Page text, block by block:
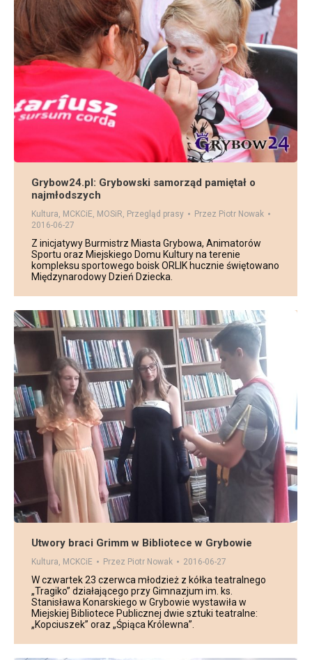
Grybow24.pl: Grybowski samorząd pamiętał o
najmłodszych
Kultura MCKCiE MOSiR Przegląd prasy Przez Piotr Nowak
2016-06-27
Z inicjatywy Burmistrz Miasta Grybowa, Animatorów
Sportu oraz Miejskiego Domu Kultury na terenie
kompleksu sportowego boisk ORLIK hucznie świętowano
Międzynarodowy Dzień Dziecka.
Utwory braci Grimm w Bibliotece w Grybowie
Kultura, MCKCiE Przez Piotr Nowak 2016-06-27
W czwartek 23 czerwca młodzież z kółka teatralnego
„Tragiko” działającego przy Gimnazjum im. ks.
Stanisława Konarskiego w Grybowie wystawiła w
Miejskiej Bibliotece Publicznej dwie sztuki teatralne:
„Kopciuszek” oraz „Śpiąca Królewna”.